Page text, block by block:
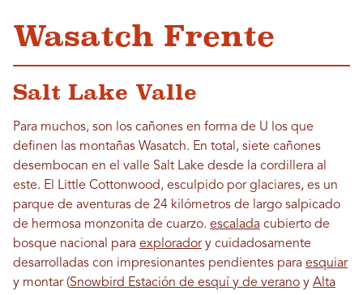
Wasatch Frente
Salt Lake Valle
Para muchos, son los cañones en forma de U los que
definen las montañas Wasatch. En total, siete cañones
desembocan en el valle Salt Lake desde la cordillera al
este. El Little Cottonwood, esculpido por glaciares, es un
parque de aventuras de 24 kilómetros de largo salpicado
de hermosa monzonita de cuarzo. escalada cubierto de
bosque nacional para exploradory cuidadosamente
desarrolladas con impresionantes pendientes para esquiar
y montar (Snowbird Estación de esquí y de verano y Alta